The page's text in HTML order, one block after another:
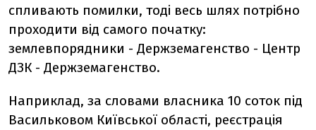
спливають помилки, тоді весь шлях потрібно
проходити від самого початку:
землевпорядники - Держземагенство - Центр
ДЗК - Держземагенство.
Наприклад, за словами власника 10 соток під
Васильковом Київської області, реєстрація